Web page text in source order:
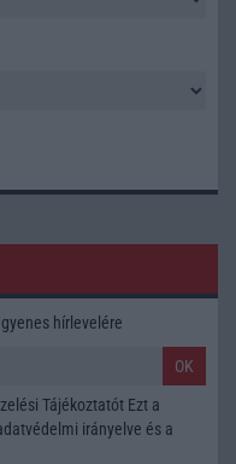
hírlevelére
OK
Tájékoztatót Ezt a
irányelve és a